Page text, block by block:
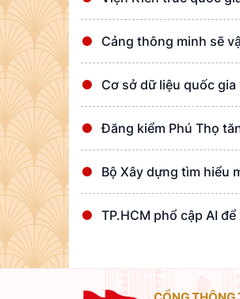
Cảng thông minh sẽ
Cơ sở dữ liệu quốc
Đăng kiểm Phú Thọ
Bộ Xây dựng tìm hiểu
TP.HCM phổ cập AI